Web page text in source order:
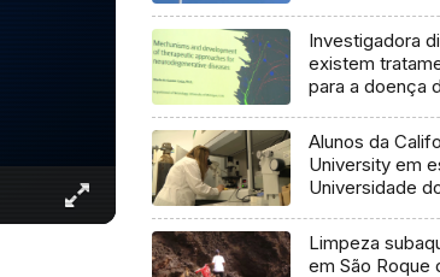
Investigadora
existem
para a doença
Alunos da
University em
Universidade
Limpeza
em São Roque